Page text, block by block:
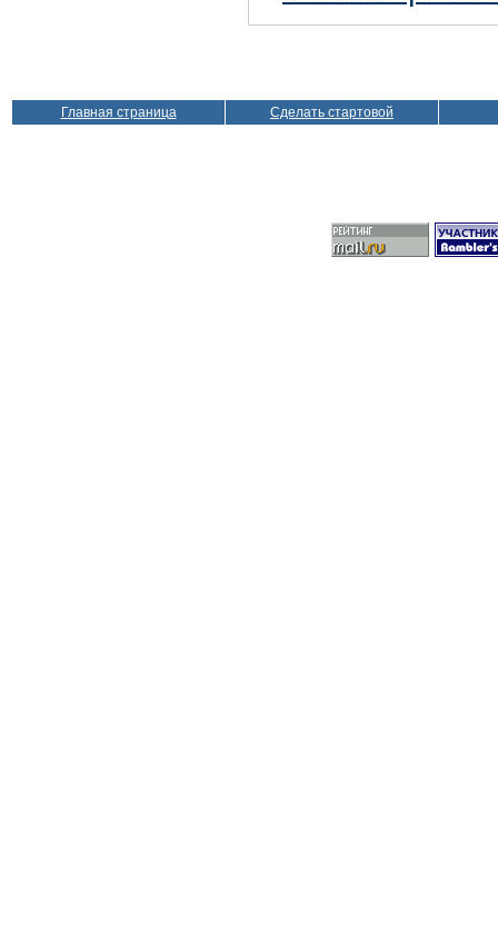
Главная страница Сделать стартовой